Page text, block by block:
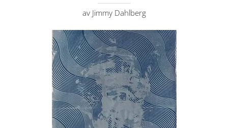
av Jimmy Dahlberg